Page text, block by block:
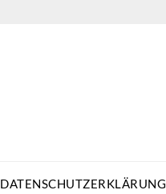
DATENSCHUTZERKLÄRUNG